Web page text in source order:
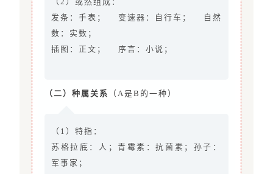
发条：手表； 变速器：自行车； 自然
数：实数；
插图：正文； 序言：小说；
（二）种属关系 （A是B的一种）
（1）特指：
苏格拉底：人；青霉素：抗菌素；孙子：
军事家；